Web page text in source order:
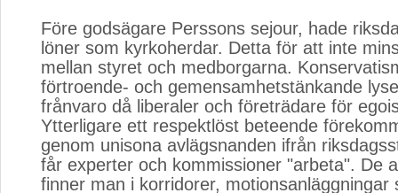
Före godsägare Perssons sejour, hade
löner som kyrkoherdar. Detta för att inte
mellan styret och medborgarna.
förtroende- och gemensamhetstänkande
frånvaro då liberaler och företrädare för
Ytterligare ett respektlöst beteende
genom unisona avlägsnanden ifrån
får experter och kommissioner "arbeta". De
finner man i korridorer, motionsanläggningar